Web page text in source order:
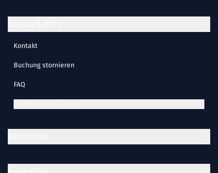
Kontakt
Buchung stornieren
FAQ